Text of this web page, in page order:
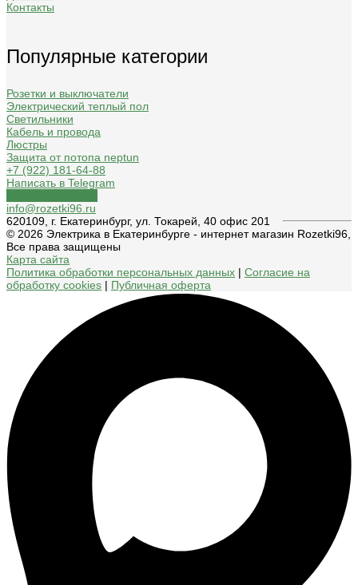
Контакты
Популярные категории
Розетки и выключатели
Электрический теплый пол
Светильники
Кабель и провода
Люстры
Защита от потопа neptun
+7 (922) 181-64-88
Написать в Telegram
info@rozetki96.ru
620109, г. Екатеринбург, ул. Токарей, 40 офис 201
© 2026 Электрика в Екатеринбурге - интернет магазин Rozetki96,
Все права защищены
Карта сайта
Политика обработки персональных данных | Согласие на
обработку cookies | Публичная оферта